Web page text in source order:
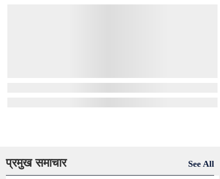
प्रमुख समाचार See All